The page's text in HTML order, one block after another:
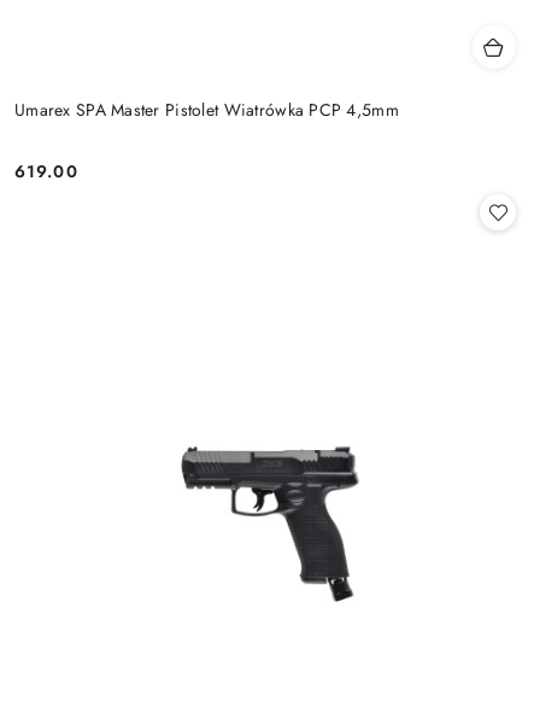
Umarex SPA Master Pistolet Wiatrówka PCP 4,5mm
Cena:
619.00